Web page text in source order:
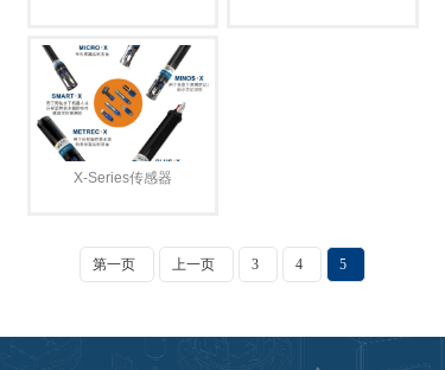
X-Series传感器
第一页 上一页 3 4 5